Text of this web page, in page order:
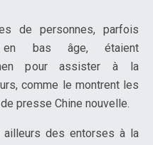
de personnes, parfois
en bas âge, étaient
pour assister à la
comme le montrent les
presse Chine nouvelle.
ailleurs des entorses à la